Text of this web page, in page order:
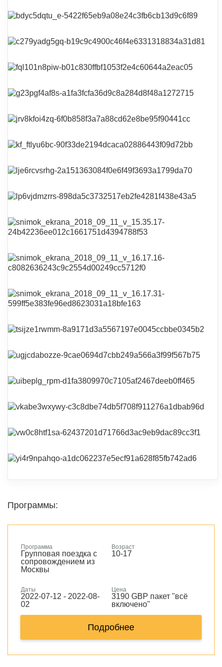
Программы:
Программа
Групповая поездка с
сопровождением из
Москвы
Возраст
10-17
Даты
2022-07-12 - 2022-08-
02
Цена
3190 GBP пакет "всё
включено"
Подробнее